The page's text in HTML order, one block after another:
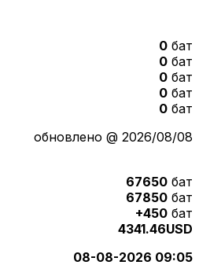
0 бат
0 бат
0 бат
0 бат
0 бат
обновлено @ 2026/08/08
67650 бат
67850 бат
+450 бат
4341.46USD
08-08-2026 09:05